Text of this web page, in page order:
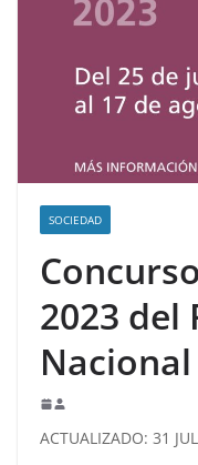
SOCIEDAD
2023 del
ACTUALIZADO: 31